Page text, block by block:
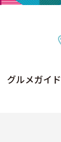
グルメガイド